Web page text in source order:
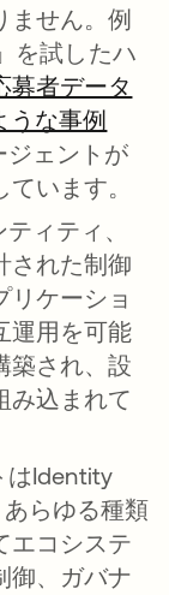
ません。例
を試したハ
募者データ
うな事例
ジェントが
います。
ィティ、
された制御
リケーショ
運用を可能
築され、設
み込まれて
はIdentity
らゆる種類
エコシステ
御、ガバナ